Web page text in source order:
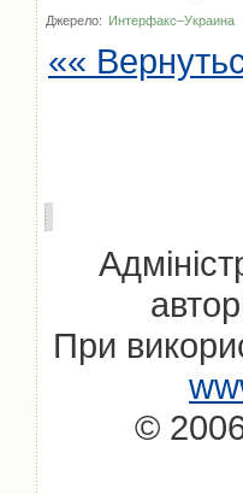
Джерело: Интерфакс–Украина
««
При
©